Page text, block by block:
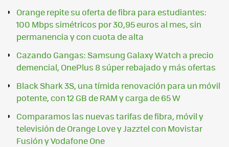
Orange repite su oferta de fibra para estudiantes:
100 Mbps simétricos por 30,95 euros al mes, sin
permanencia y con cuota de alta
Cazando Gangas: Samsung Galaxy Watch a precio
demencial, OnePlus 8 súper rebajado y más ofertas
Black Shark 3S, una tímida renovación para un móvil
potente, con 12 GB de RAM y carga de 65 W
Comparamos las nuevas tarifas de fibra, móvil y
televisión de Orange Love y Jazztel con Movistar
Fusión y Vodafone One